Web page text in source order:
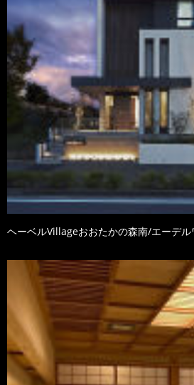
ヘーベルVillageおおたかの森南/エーデル